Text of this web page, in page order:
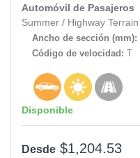
Automóvil de Pasajeros
Summer / Highway Terrain
Ancho de sección (mm):
Código de velocidad: T
Disponible
Desde $1,204.53